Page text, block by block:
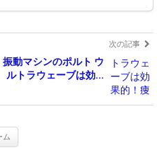
次の記事
振動マシンのポルト ウ
ルトラウェーブは効...
ム